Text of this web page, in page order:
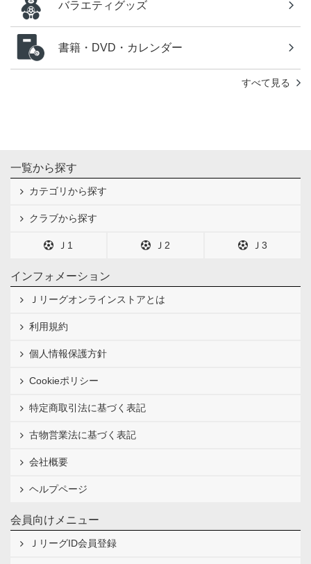
バラエティグッズ
書籍・DVD・カレンダー
すべて見る
一覧から探す
カテゴリから探す
クラブから探す
Ｊ1 Ｊ2 Ｊ3
インフォメーション
Ｊリーグオンラインストアとは
利用規約
個人情報保護方針
Cookieポリシー
特定商取引法に基づく表記
古物営業法に基づく表記
会社概要
ヘルプページ
会員向けメニュー
ＪリーグID会員登録